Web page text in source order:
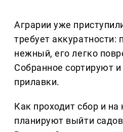
Аграрии уже
требует аккуратности:
нежный, его легко
Собранное сортируют
прилавки.
Как проходит сбор и на
планируют выйти